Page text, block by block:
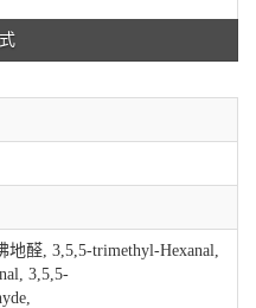
地醛, 3,5,5-trimethyl-Hexanal,
3,5,5-